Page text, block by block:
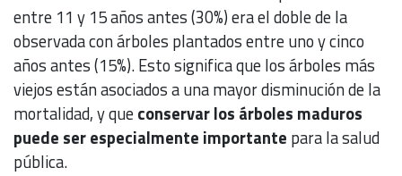
entre 11 y 15 años antes (30%) era el doble de la
observada con árboles plantados entre uno y cinco
años antes (15%). Esto significa que los árboles más
viejos están asociados a una mayor disminución de la
mortalidad, y queconservar los árboles maduros
puede ser especialmente importante para la salud
pública.